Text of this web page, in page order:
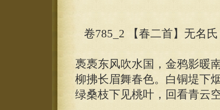
卷785_2 【春二首】无名氏
褭褭东风吹水国，金鸦影暖
柳拂长眉舞春色。白铜堤下
绿桑枝下见桃叶，回看青云